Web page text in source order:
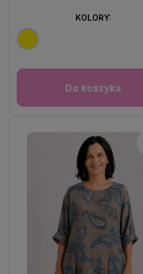
Do koszyka
KOLORY: